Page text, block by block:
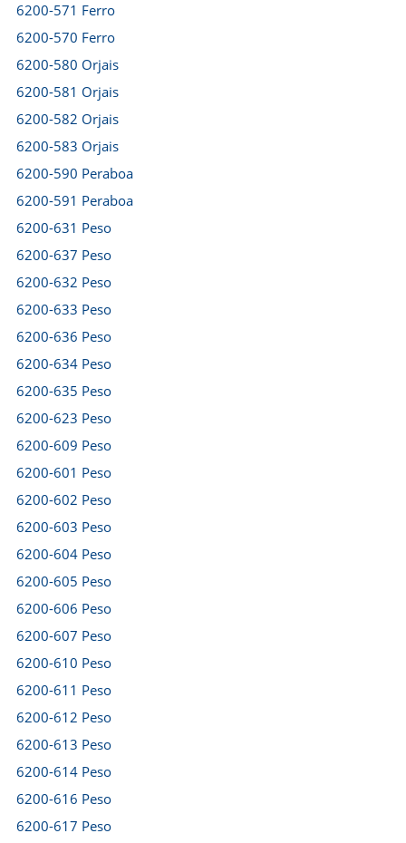
6200-571 Ferro
6200-570 Ferro
6200-580 Orjais
6200-581 Orjais
6200-582 Orjais
6200-583 Orjais
6200-590 Peraboa
6200-591 Peraboa
6200-631 Peso
6200-637 Peso
6200-632 Peso
6200-633 Peso
6200-636 Peso
6200-634 Peso
6200-635 Peso
6200-623 Peso
6200-609 Peso
6200-601 Peso
6200-602 Peso
6200-603 Peso
6200-604 Peso
6200-605 Peso
6200-606 Peso
6200-607 Peso
6200-610 Peso
6200-611 Peso
6200-612 Peso
6200-613 Peso
6200-614 Peso
6200-616 Peso
6200-617 Peso